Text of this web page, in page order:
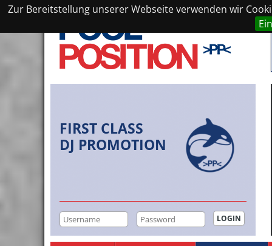
Zur Bereitstellung unserer Webseite verwenden wir
FIRST CLASS
DJ PROMOTION